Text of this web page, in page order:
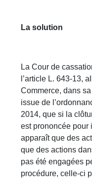
La solution
La Cour de
l’article L. 643-13,
Commerce, dans
issue de
2014, que si la
est prononcée pour
apparaît que des
que des actions
pas été engagées
procédure, celle-ci